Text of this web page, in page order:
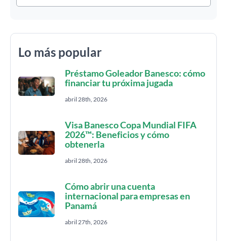
Lo más popular
Préstamo Goleador Banesco: cómo
financiar tu próxima jugada
abril 28th, 2026
Visa Banesco Copa Mundial FIFA
2026™: Beneficios y cómo
obtenerla
abril 28th, 2026
Cómo abrir una cuenta
internacional para empresas en
Panamá
abril 27th, 2026